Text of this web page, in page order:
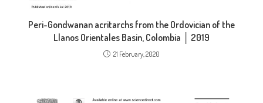
Peri-Gondwanan acritarchs from the Ordovician of the
Llanos Orientales Basin, Colombia │ 2019
21 February, 2020